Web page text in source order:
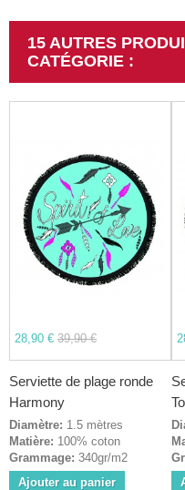
15 AUTRES
CATÉGORIE :
28,90 € 39,90 €
Serviette de plage ronde
Harmony
Diamètre: 1.5 mètres
Matière: 100% coton
Grammage: 340gr/m2
Ajouter au panier